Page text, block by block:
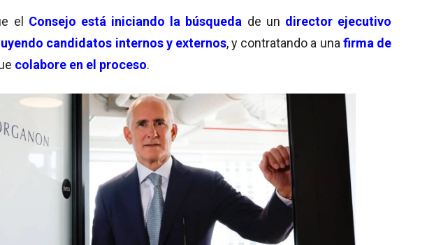
el Consejo está iniciando la búsqueda de un director ejecutivo
ndo candidatos internos y externos, y contratando a una firma de
colabore en el proceso.